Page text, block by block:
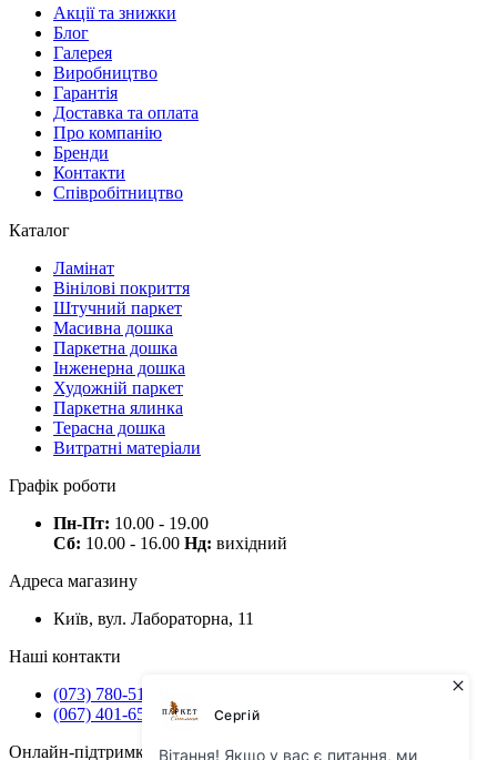
Акції та знижки
Блог
Галерея
Виробництво
Гарантія
Доставка та оплата
Про компанію
Бренди
Контакти
Співробітництво
Каталог
Ламінат
Вінілові покриття
Штучний паркет
Масивна дошка
Паркетна дошка
Інженерна дошка
Художній паркет
Паркетна ялинка
Терасна дошка
Витратні матеріали
Графік роботи
Пн-Пт: 10.00 - 19.00
Сб: 10.00 - 16.00 Нд: вихідний
Адреса магазину
Київ, вул. Лабораторна, 11
Наші контакти
(073) 780-51-50
(067) 401-65-71
Онлайн-підтримка